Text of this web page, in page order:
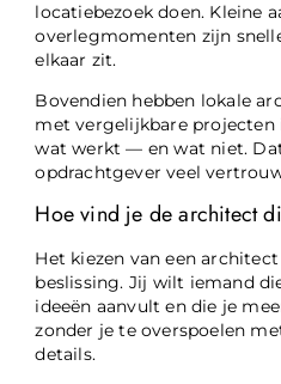
locatiebezoek doen. Kleine
overlegmomenten zijn
elkaar zit.
Bovendien hebben lokale
met vergelijkbare projecten
wat werkt — en wat niet.
opdrachtgever veel
Hoe vind je de architect
Het kiezen van een
beslissing. Jij wilt iemand
ideeën aanvult en die je
zonder je te overspoelen
details.